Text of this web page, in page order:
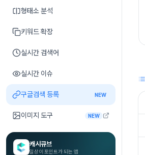
형태소 분석
키워드 확장
실시간 검색어
실시간 이슈
구글검색 등록 NEW
이미지 도구 NEW
캐시큐브
일상이 포인트가 되는 앱